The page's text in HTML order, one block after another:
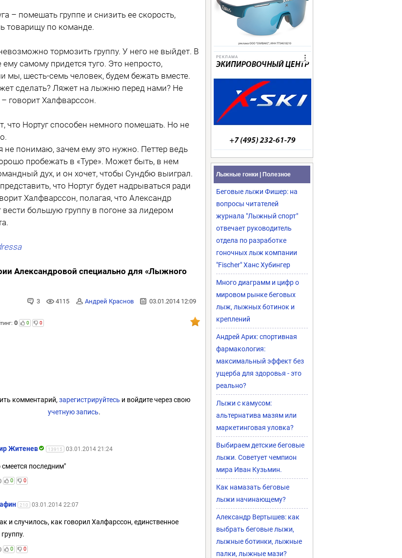
– помешать группе и снизить ее скорость,
товарищу по команде.
тормозить группу. У него не выйдет. В
ему самому придется туго. Это непросто,
мы, шесть-семь человек, будем бежать вместе.
сделать? Ляжет на лыжню перед нами? Не
говорит Халфварссон.
что Нортуг способен немного помешать. Но не
не понимаю, зачем ему это нужно. Петтер ведь
пробежать в «Туре». Может быть, в нем
дух, и он хочет, чтобы Сундбю выиграл.
что Нортуг будет надрываться ради
Халфварссон, полагая, что Александр
вести большую группу в погоне за лидером
Александровой специально для «Лыжного
3 4115 Андрей Краснов 03.01.2014 12:09
0 0 0
комментарий, зарегистрируйтесь и войдите через свою
учетную запись.
Житенев 13915 03.01.2014 21:24
смеется последним"
0 0
210 03.01.2014 22:07
и случилось, как говорил Халфарссон, единственное
0 0
РЕКЛАМА
Лыжные гонки | Полезное
Беговые лыжи Фишер: на
вопросы читателей
журнала "Лыжный спорт"
отвечает руководитель
отдела по разработке
гоночных лыж компании
"Fischer" Ханс Хубингер
Много диаграмм и цифр о
мировом рынке беговых
лыж, лыжных ботинок и
креплений
Андрей Арих: спортивная
фармакология:
максимальный эффект без
ущерба для здоровья - это
реально?
Лыжи с камусом:
альтернатива мазям или
маркетинговая уловка?
Выбираем детские беговые
лыжи. Советует чемпион
мира Иван Кузьмин.
Как намазать беговые
лыжи начинающему?
Александр Вертышев: как
выбрать беговые лыжи,
лыжные ботинки, лыжные
палки, лыжные мази?